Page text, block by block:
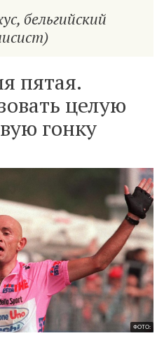
бельгийский
пятая.
целую
гонку
ФОТО: